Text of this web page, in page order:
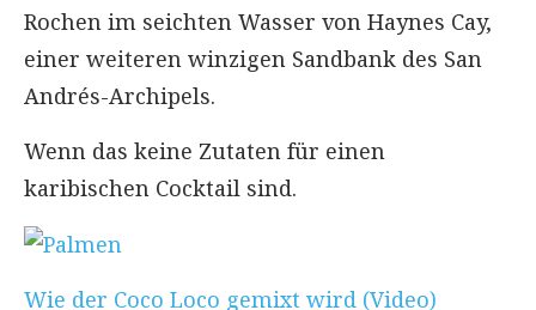
Rochen im seichten Wasser von Haynes Cay,
einer weiteren winzigen Sandbank des San
Andrés-Archipels.
Wenn das keine Zutaten für einen
karibischen Cocktail sind.
Wie der Coco Loco gemixt wird (Video)